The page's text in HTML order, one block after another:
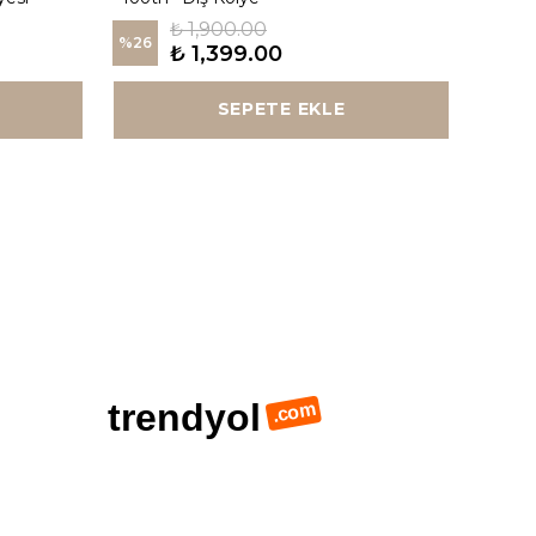
%26
₺ 1,900.00
₺ 1,399.00
SEPETE EKLE
trendyol .com